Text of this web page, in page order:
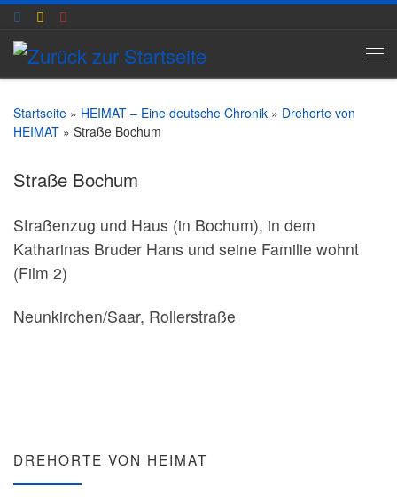
Zum Inhalt springen
Startseite » HEIMAT – Eine deutsche Chronik » Drehorte von
HEIMAT » Straße Bochum
Straße Bochum
Straßenzug und Haus (in Bochum), in dem
Katharinas Bruder Hans und seine Familie wohnt
(Film 2)
Neunkirchen/Saar, Rollerstraße
DREHORTE VON HEIMAT